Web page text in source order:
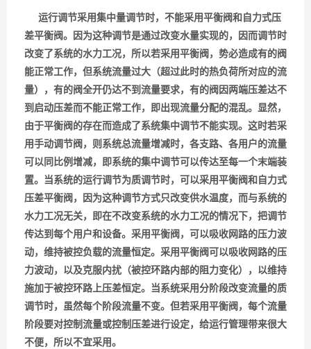
运行调节采用集中量调节时，不能采用平衡阀和自力式压
差平衡阀。因为这种调节是通过改变水量实现的，因而调节时
改变了系统的水力工况，所以若采用平衡阀，势必造成有的阀
能正常工作，但系统流量过大（超过此时的热负荷所对应的流
量），有的阀全开仍达不到流量要求，有的阀因两端压差达不
到启动压差而不能正常工作，即出现流量分配的混乱。显然，
由于平衡阀的存在而造成了系统集中调节不能实现。这时若采
用手动调节阀，则系统总流量增减时，各支路、各用户的流量
可以同比例增减，即系统的集中调节可以传达至每一个末端装
置。当系统的运行调节为质调节时，可以采用平衡阀和自力式
压差平衡阀，因为这种调节方式只改变供水温度，而与系统的
水力工况无关，即在不改变系统的水力工况的情况下，把调节
传达到每个用户和设备。采用平衡阀，可以吸收网路的压力波
动，维持被控负载的流量恒定。采用平衡阀可以吸收网路的压
力波动，以及克服内扰（被控环路内部的阻力变化），以维持
施加于被控环路上压差恒定。当系统采用分阶段改变流量的质
调节时，虽然每个阶段流量不变。但若采用平衡阀，每个流量
阶段要对控制流量或控制压差进行设定，给运行管理带来很大
不便，所以不宜采用。